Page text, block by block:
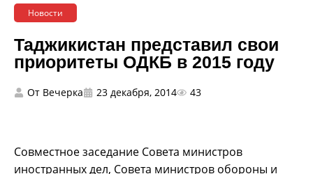
Новости
Таджикистан представил свои
приоритеты ОДКБ в 2015 году
От Вечерка 23 декабря, 2014 43
Совместное заседание Совета министров
иностранных дел, Совета министров обороны и